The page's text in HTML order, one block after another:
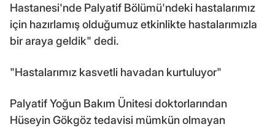
Hastanesi'nde Palyatif Bölümü'ndeki hastalarımız
için hazırlamış olduğumuz etkinlikte hastalarımızla
bir araya geldik" dedi.
"Hastalarımız kasvetli havadan kurtuluyor"
Palyatif Yoğun Bakım Ünitesi doktorlarından
Hüseyin Gökgöz tedavisi mümkün olmayan